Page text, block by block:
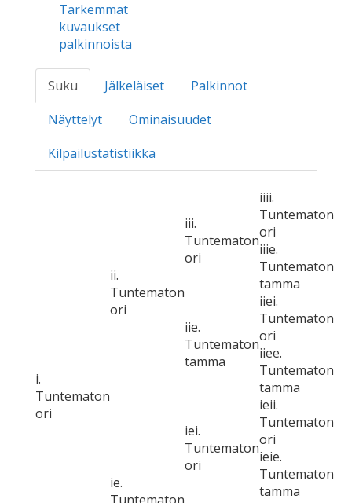
Tarkemmat
kuvaukset
palkinnoista
Suku Jälkeläiset
Palkinnot
Näyttelyt
Ominaisuudet
Kilpailustatistiikka
i.
Tuntematon
ori
ii.
Tuntematon
ori
iii.
Tuntematon
ori
iiii.
Tuntematon
ori
iiie.
Tuntematon
tamma
iie.
Tuntematon
tamma
iiei.
Tuntematon
ori
iiee.
Tuntematon
tamma
ie.
iei.
Tuntematon
ori
ieii.
Tuntematon
ori
ieie.
Tuntematon
tamma